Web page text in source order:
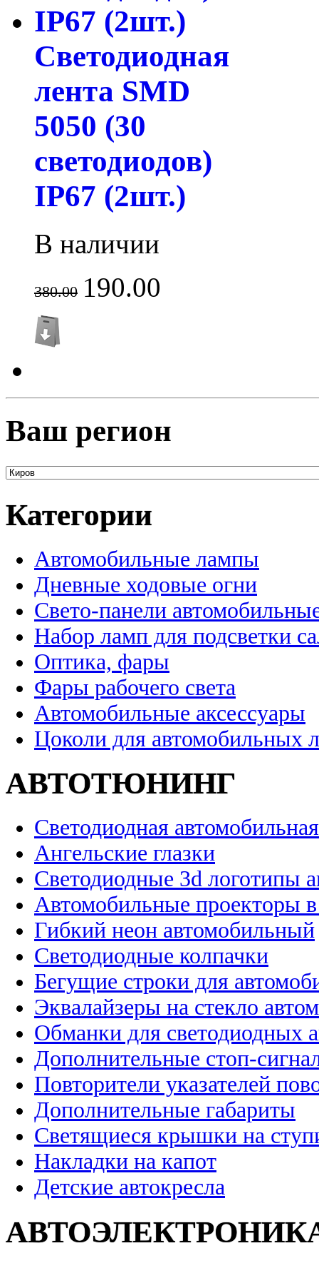
Светодиодная
лента SMD
5050 (30
светодиодов)
IP67 (2шт.)
В наличии
380.00 190.00
Ваш регион
Категории
Автомобильные лампы
Дневные ходовые огни
Свето-панели
Набор ламп для подсветки
Оптика, фары
Фары рабочего света
Автомобильные аксессуары
Цоколи для автомобильных
АВТОТЮНИНГ
Светодиодная
Ангельские глазки
Светодиодные 3d логотипы
Автомобильные проекторы
Гибкий неон автомобильный
Светодиодные колпачки
Бегущие строки для
Эквалайзеры на стекло
Обманки для светодиодных
Дополнительные стоп-
Повторители указателей
Дополнительные габариты
Светящиеся крышки на
Накладки на капот
Детские автокресла